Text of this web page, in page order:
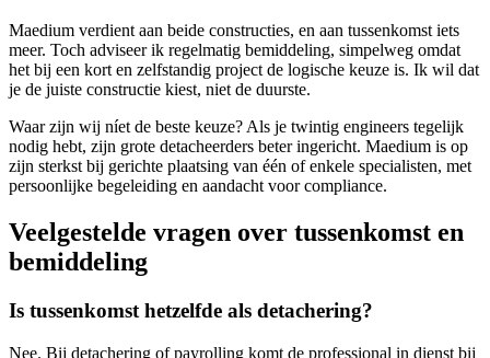
Maedium verdient aan beide constructies, en aan tussenkomst iets
meer. Toch adviseer ik regelmatig bemiddeling, simpelweg omdat
het bij een kort en zelfstandig project de logische keuze is. Ik wil dat
je de juiste constructie kiest, niet de duurste.
Waar zijn wij níet de beste keuze? Als je twintig engineers tegelijk
nodig hebt, zijn grote detacheerders beter ingericht. Maedium is op
zijn sterkst bij gerichte plaatsing van één of enkele specialisten, met
persoonlijke begeleiding en aandacht voor compliance.
Veelgestelde vragen over tussenkomst en
bemiddeling
Is tussenkomst hetzelfde als detachering?
Nee. Bij detachering of payrolling komt de professional in dienst bij